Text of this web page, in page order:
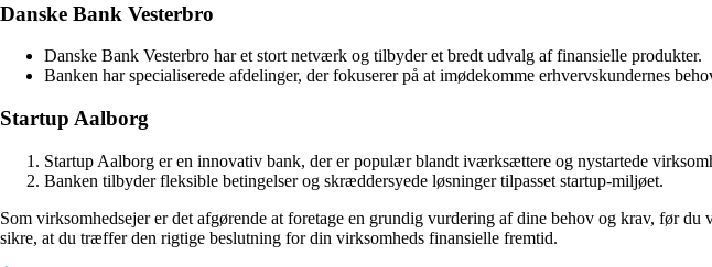
Danske Bank Vesterbro
Danske Bank Vesterbro har et stort netværk og tilbyder et bredt udvalg af finansielle produkter.
Banken har specialiserede afdelinger, der fokuserer på at imødekomme erhvervskundernes
Startup Aalborg
Startup Aalborg er en innovativ bank, der er populær blandt iværksættere og nystartede
Banken tilbyder fleksible betingelser og skræddersyede løsninger tilpasset startup-miljøet.
Som virksomhedsejer er det afgørende at foretage en grundig vurdering af dine behov og krav, før
sikre, at du træffer den rigtige beslutning for din virksomheds finansielle fremtid.